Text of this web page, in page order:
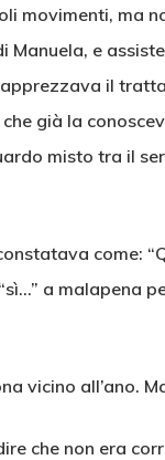
movimenti, ma
Manuela, e
il
già la
misto tra il
come:
a malapena
vicino all’ano.
che non era